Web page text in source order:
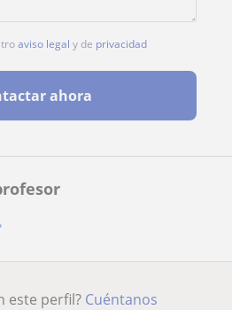
aviso legal y de privacidad
ahora
este perfil? Cuéntanos